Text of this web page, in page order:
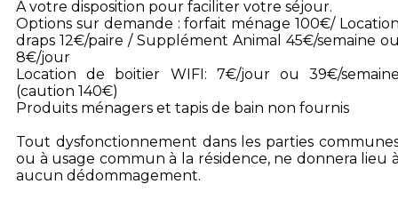
A votre disposition pour faciliter votre séjour.
Options sur demande : forfait ménage 100€/
draps 12€/paire / Supplément Animal 45€/semaine
8€/jour
Location de boitier WIFI: 7€/jour ou 39€/
(caution 140€)
Produits ménagers et tapis de bain non fournis
Tout dysfonctionnement dans les parties
ou à usage commun à la résidence, ne donnera lieu
aucun dédommagement.